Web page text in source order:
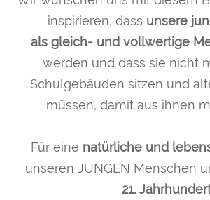
inspirieren, dass unsere
als gleich- und vollwertige
werden und dass sie nicht
Schulgebäuden sitzen und
müssen, damit aus ihnen
Für eine natürliche und
unseren JUNGEN Menschen
21.